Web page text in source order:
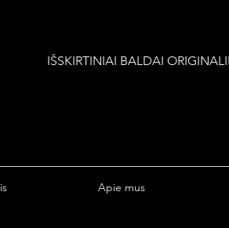
IŠSKIRTINIAI BALDAI
Apie mus